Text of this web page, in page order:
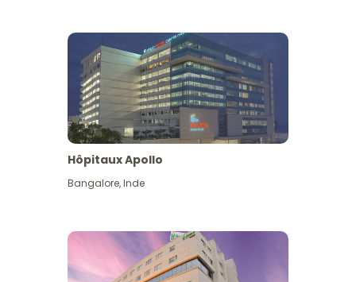
Hôpitaux Apollo
Bangalore,Inde